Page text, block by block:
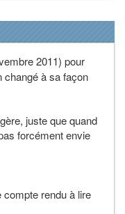
2011) pour
changé à sa façon
juste que quand
forcément envie
rendu à lire